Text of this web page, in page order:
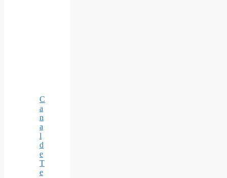
C
a
n
a
l
d
e
T
e